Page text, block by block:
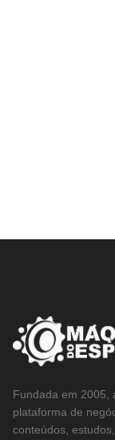
Fundada em 2005,
plataforma de
conteúdos,